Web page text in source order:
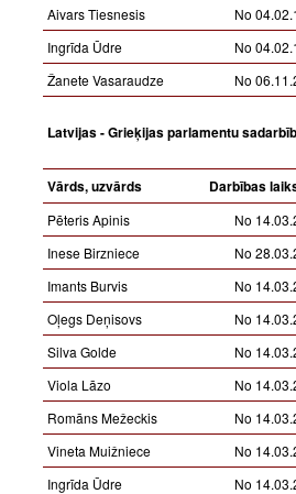
Aivars Tiesnesis
No
Ingrīda Ūdre
No
Žanete Vasaraudze
No
Latvijas - Grieķijas parlamentu
Vārds, uzvārds Darbības
Pēteris Apinis
No
Inese Birzniece
No
Imants Burvis
No
Oļegs Deņisovs
No
Silva Golde
No
Viola Lāzo
No
Romāns Mežeckis
No
Vineta Muižniece
No
Ingrīda Ūdre
No